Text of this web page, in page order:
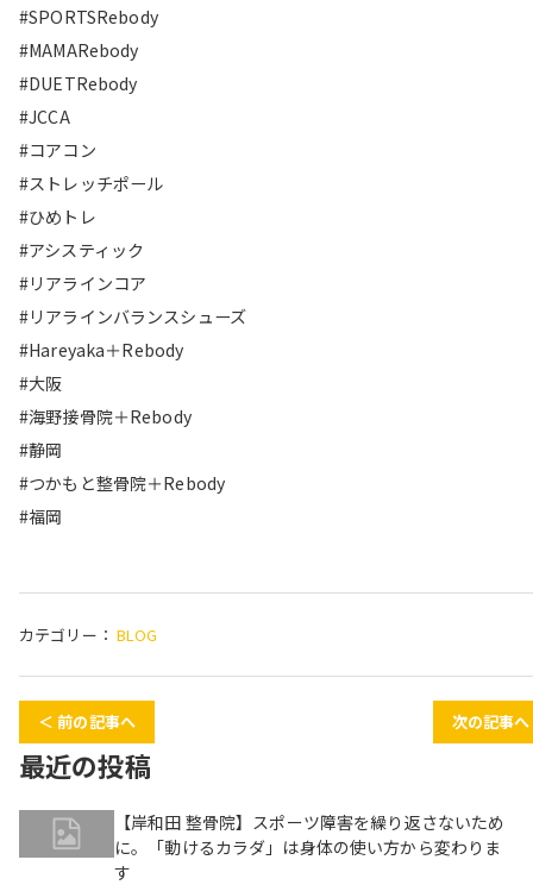
#SPORTSRebody
#MAMARebody
#DUETRebody
#JCCA
#コアコン
#ストレッチポール
#ひめトレ
#アシスティック
#リアラインコア
#リアラインバランスシューズ
#Hareyaka＋Rebody
#大阪
#海野接骨院＋Rebody
#静岡
#つかもと整骨院＋Rebody
#福岡
カテゴリー： BLOG
＜ 前の記事へ 次の記事
最近の投稿
【岸和田 整骨院】スポーツ障害を繰り返さないため
に。「動けるカラダ」は身体の使い方から変わりま
す